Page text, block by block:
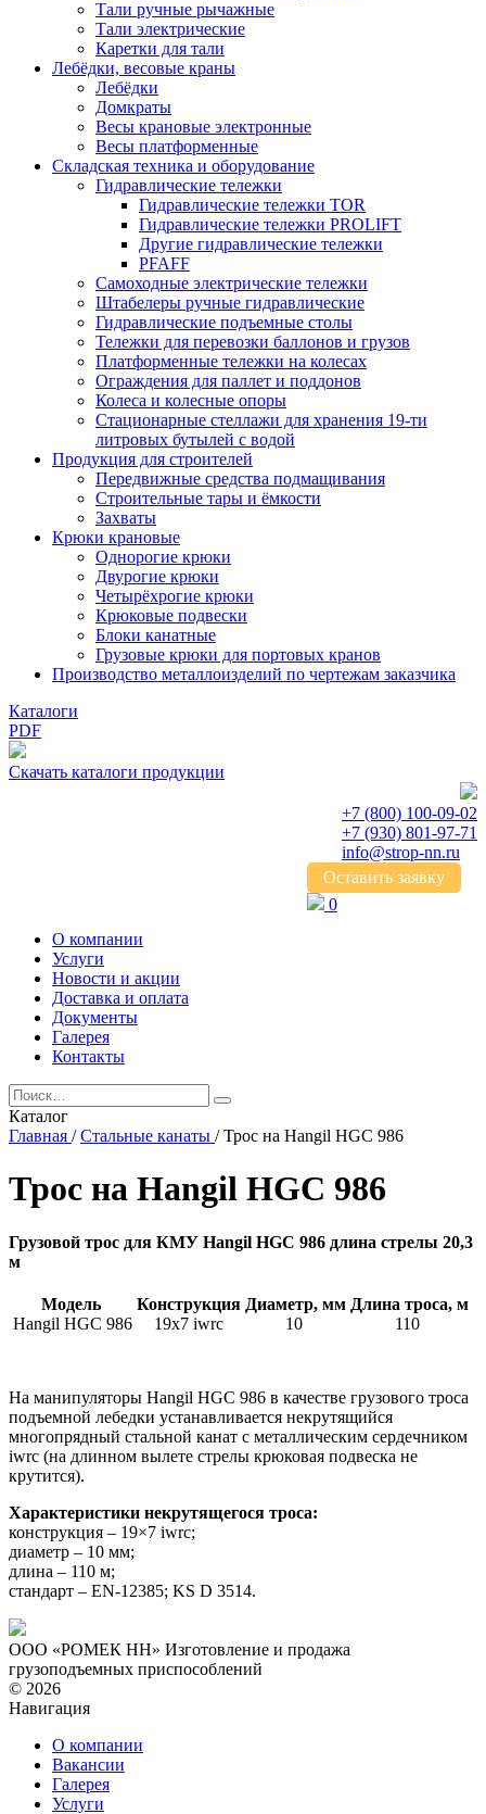
Тали ручные рычажные
Тали электрические
Каретки для тали
Лебёдки, весовые краны
Лебёдки
Домкраты
Весы крановые электронные
Весы платформенные
Складская техника и оборудование
Гидравлические тележки
Гидравлические тележки TOR
Гидравлические тележки PROLIFT
Другие гидравлические тележки
PFAFF
Самоходные электрические тележки
Штабелеры ручные гидравлические
Гидравлические подъемные столы
Тележки для перевозки баллонов и грузов
Платформенные тележки на колесах
Ограждения для паллет и поддонов
Колеса и колесные опоры
Стационарные стеллажи для хранения 19-ти
литровых бутылей с водой
Продукция для строителей
Передвижные средства подмащивания
Строительные тары и ёмкости
Захваты
Крюки крановые
Однорогие крюки
Двурогие крюки
Четырёхрогие крюки
Крюковые подвески
Блоки канатные
Грузовые крюки для портовых кранов
Производство металлоизделий по чертежам заказчика
Каталоги
PDF
Скачать каталоги продукции
+7 (800) 100-09-02
+7 (930) 801-97-71
info@strop-nn.ru
Оставить заявку
0
О компании
Услуги
Новости и акции
Доставка и оплата
Документы
Галерея
Контакты
Каталог
Главная / Стальные канаты / Трос на Hangil HGC 986
Трос на Hangil HGC 986
Грузовой трос для КМУ Hangil HGC 986 длина стрелы 20,3
м
Модель Конструкция Диаметр, мм Длина троса, м
Hangil HGC 986
19х7 iwrc 10 110
На манипуляторы Hangil HGC 986 в качестве грузового троса
подъемной лебедки устанавливается некрутящийся
многопрядный стальной канат с металлическим сердечником
iwrc (на длинном вылете стрелы крюковая подвеска не
крутится).
Характеристики некрутящегося троса:
конструкция – 19×7 iwrc;
диаметр – 10 мм;
длина – 110 м;
стандарт – EN-12385; KS D 3514.
ООО «РОМЕК НН» Изготовление и продажа
грузоподъемных приспособлений
© 2026
Навигация
О компании
Вакансии
Галерея
Услуги